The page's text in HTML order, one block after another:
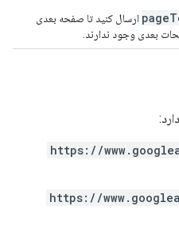
ارسال کنید تا صفحه بعدی
بعدی وجود ندارند.
https://
https://